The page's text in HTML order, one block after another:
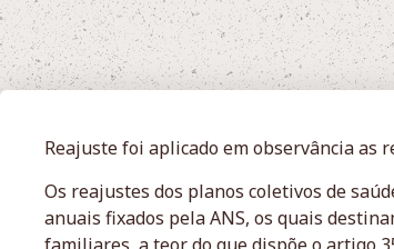
Reajuste foi aplicado em observância as
Os reajustes dos planos coletivos de
anuais fixados pela ANS, os quais